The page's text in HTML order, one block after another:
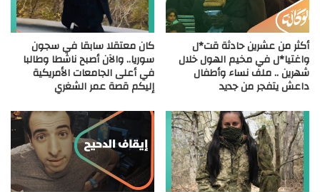
أكثر من عشرين حادثة قت*ل
واغتيا*ل في مخيم الهول خلال
شهرين .. ملف نساء وأطفال
داعش يتفجر من جديد
كان معتقلا سابقا في سجون
سوريا.. والآن أصبح ناشطا وطالبا
في أعلى الجامعات الأمريكية
إليكم قصة عمر الشغري